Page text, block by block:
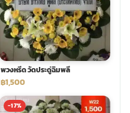
พวงหรีด วัดประดู่ฉิมพลี
฿1,500
-17%